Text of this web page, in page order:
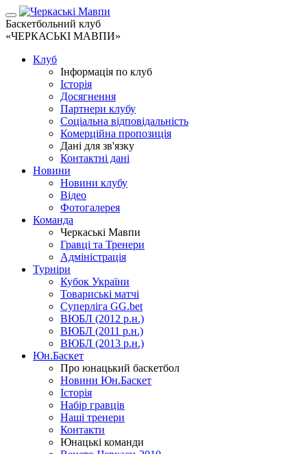
Баскетбольний клуб
«ЧЕРКАСЬКІ МАВПИ»
Клуб
Інформація по клуб
Історія
Досягнення
Партнери клубу
Соціальна відповідальність
Комерційна пропозиція
Дані для зв'язку
Контактні дані
Новини
Новини клубу
Відео
Фотогалерея
Команда
Черкаські Мавпи
Гравці та Тренери
Адміністрація
Турніри
Кубок України
Товариські матчі
Суперліга GG.bet
ВЮБЛ (2012 р.н.)
ВЮБЛ (2011 р.н.)
ВЮБЛ (2013 р.н.)
Юн.Баскет
Про юнацький баскетбол
Новини Юн.Баскет
Історія
Набір гравців
Наші тренери
Контакти
Юнацькі команди